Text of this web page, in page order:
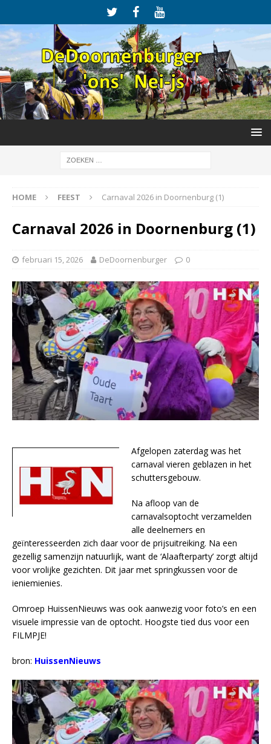
HOME FEEST Carnaval 2026 in Doornenburg (1)
Carnaval 2026 in Doornenburg (1)
februari 15, 2026 DeDoornenburger 0
Afgelopen zaterdag was het
carnaval vieren geblazen in het
schuttersgebouw.
Na afloop van de
carnavalsoptocht verzamelden
alle deelnemers en
geïnteresseerden zich daar voor de prijsuitreiking. Na een
gezellig samenzijn natuurlijk, want de ‘Alaafterparty’ zorgt altijd
voor vrolijke gezichten. Dit jaar met springkussen voor de
ieniemienies.
Omroep HuissenNieuws was ook aanwezig voor foto’s en een
visuele impressie van de optocht. Hoogste tied dus voor een
FILMPJE!
bron: HuissenNieuws